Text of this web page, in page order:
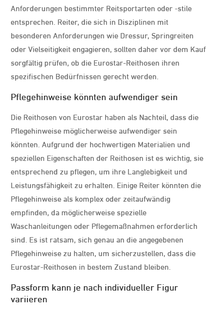
Anforderungen bestimmter Reitsportarten oder -stile
entsprechen. Reiter, die sich in Disziplinen mit
besonderen Anforderungen wie Dressur, Springreiten
oder Vielseitigkeit engagieren, sollten daher vor dem Kauf
sorgfältig prüfen, ob die Eurostar-Reithosen ihren
spezifischen Bedürfnissen gerecht werden.
Pflegehinweise könnten aufwendiger sein
Die Reithosen von Eurostar haben als Nachteil, dass die
Pflegehinweise möglicherweise aufwendiger sein
könnten. Aufgrund der hochwertigen Materialien und
speziellen Eigenschaften der Reithosen ist es wichtig, sie
entsprechend zu pflegen, um ihre Langlebigkeit und
Leistungsfähigkeit zu erhalten. Einige Reiter könnten die
Pflegehinweise als komplex oder zeitaufwändig
empfinden, da möglicherweise spezielle
Waschanleitungen oder Pflegemaßnahmen erforderlich
sind. Es ist ratsam, sich genau an die angegebenen
Pflegehinweise zu halten, um sicherzustellen, dass die
Eurostar-Reithosen in bestem Zustand bleiben.
Passform kann je nach individueller Figur
variieren